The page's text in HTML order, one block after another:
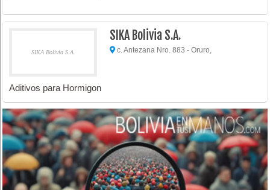
SIKA Bolivia S.A.
SIKA Bolivia S.A.
c. Antezana Nro. 883 - Oruro,
Aditivos para Hormigon